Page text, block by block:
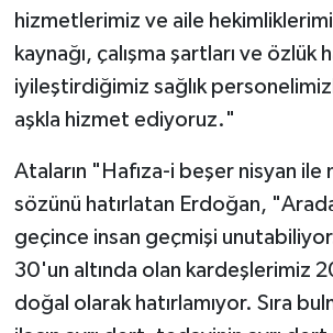
hizmetlerimiz ve aile
kaynağı, çalışma şartları ve özlük
iyileştirdiğimiz sağlık
aşkla hizmet ediyoruz."
Ataların "Hafıza-i beşer nisyan ile
sözünü hatırlatan Erdoğan,
geçince insan geçmişi
30'un altında olan kardeşlerimiz
doğal olarak hatırlamıyor. Sıra